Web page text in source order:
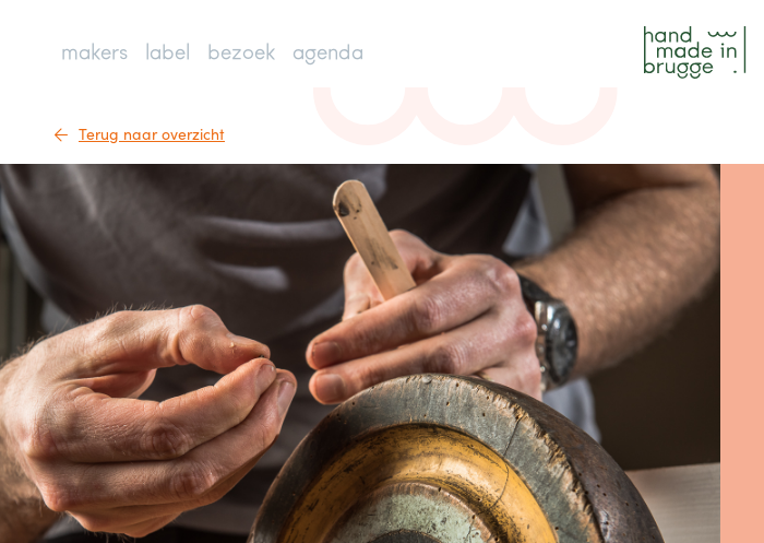
makers label bezoek agenda
Terug naar overzicht